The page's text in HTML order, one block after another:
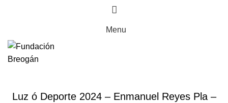
Menu
Luz ó Deporte 2024 – Enmanuel Reyes Pla –